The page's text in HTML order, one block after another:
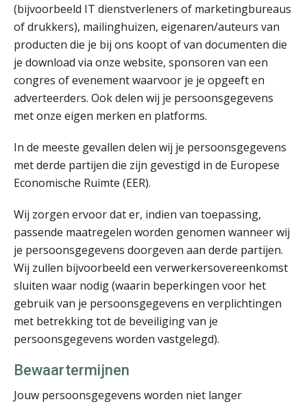
(bijvoorbeeld IT dienstverleners of marketingbureaus
of drukkers), mailinghuizen, eigenaren/auteurs van
producten die je bij ons koopt of van documenten die
je download via onze website, sponsoren van een
congres of evenement waarvoor je je opgeeft en
adverteerders. Ook delen wij je persoonsgegevens
met onze eigen merken en platforms.
In de meeste gevallen delen wij je persoonsgegevens
met derde partijen die zijn gevestigd in de Europese
Economische Ruimte (EER).
Wij zorgen ervoor dat er, indien van toepassing,
passende maatregelen worden genomen wanneer wij
je persoonsgegevens doorgeven aan derde partijen.
Wij zullen bijvoorbeeld een verwerkersovereenkomst
sluiten waar nodig (waarin beperkingen voor het
gebruik van je persoonsgegevens en verplichtingen
met betrekking tot de beveiliging van je
persoonsgegevens worden vastgelegd).
Bewaartermijnen
Jouw persoonsgegevens worden niet langer
Bram Lemmens
Roger van de Berg
Olga Jansen
Derwish Rosalia